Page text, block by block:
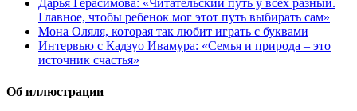
Дарья Герасимова: «Читательский путь у всех разный.
Главное, чтобы ребенок мог этот путь выбирать сам»
Мона Оляля, которая так любит играть с буквами
Интервью с Кадзуо Ивамура: «Семья и природа – это
источник счастья»
Об иллюстрации